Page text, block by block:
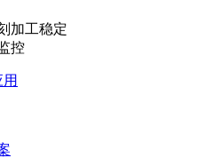
加工稳定
控